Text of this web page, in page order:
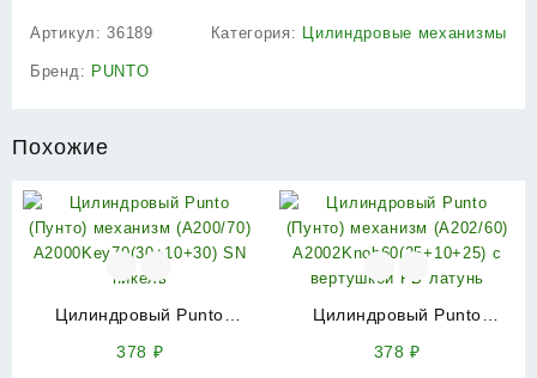
Артикул:36189 Категория: Цилиндровые механизмы
Бренд: PUNTO
Похожие
Цилиндровый Punto
378 ₽
Цилиндровый Punto
378₽